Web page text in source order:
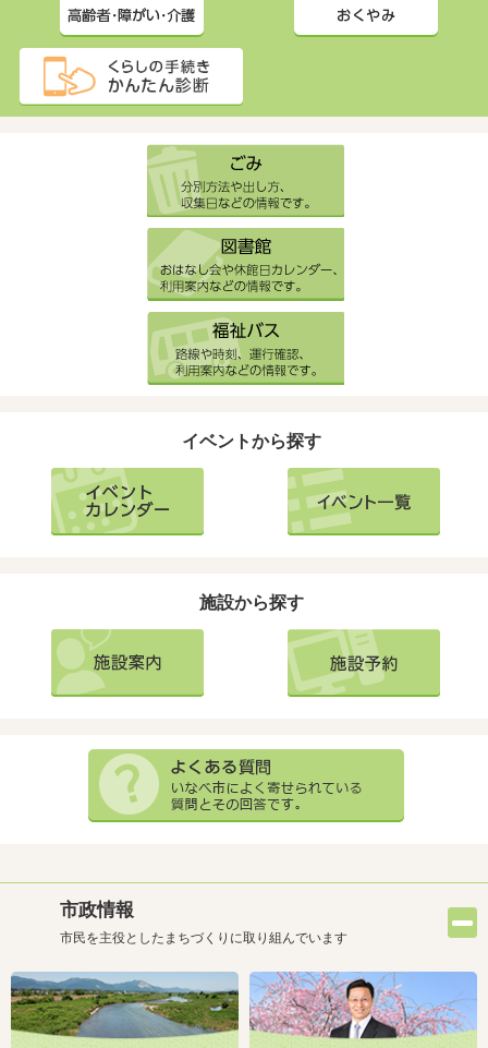
イベントから探す
施設から探す
市政情報
市民を主役としたまちづくりに取り組んでいます